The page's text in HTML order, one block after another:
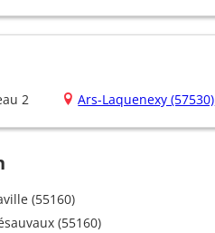
2 Ars-Laquenexy (57530)
(55160)
(55160)